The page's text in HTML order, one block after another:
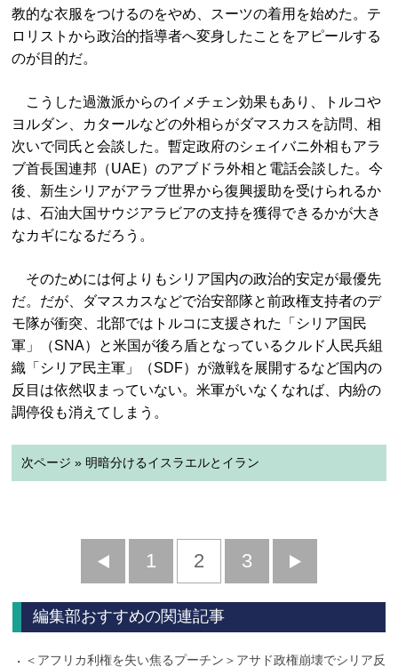
教的な衣服をつけるのをやめ、スーツの着用を始めた。テ
ロリストから政治的指導者へ変身したことをアピールする
のが目的だ。
こうした過激派からのイメチェン効果もあり、トルコや
ヨルダン、カタールなどの外相らがダマスカスを訪問、相
次いで同氏と会談した。暫定政府のシェイバニ外相もアラ
ブ首長国連邦（UAE）のアブドラ外相と電話会談した。今
後、新生シリアがアラブ世界から復興援助を受けられるか
は、石油大国サウジアラビアの支持を獲得できるかが大き
なカギになるだろう。
そのためには何よりもシリア国内の政治的安定が最優先
だ。だが、ダマスカスなどで治安部隊と前政権支持者のデ
モ隊が衝突、北部ではトルコに支援された「シリア国民
軍」（SNA）と米国が後ろ盾となっているクルド人民兵組
織「シリア民主軍」（SDF）が激戦を展開するなど国内の
反目は依然収まっていない。米軍がいなくなれば、内紛の
調停役も消えてしまう。
次ページ » 明暗分けるイスラエルとイラン
前
へ
1 2 3
へ
編集部おすすめの関連記事
＜アフリカ利権を失い焦るプーチン＞アサド政権崩壊でシリア反